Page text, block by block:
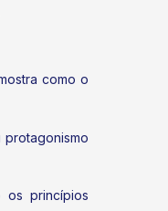
como o
os princípios